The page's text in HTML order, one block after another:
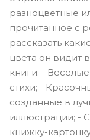
разноцветные
прочитанное с
рассказать
цвета он видит
книги: -
стихи; -
созданные в
иллюстрации; -
книжку-